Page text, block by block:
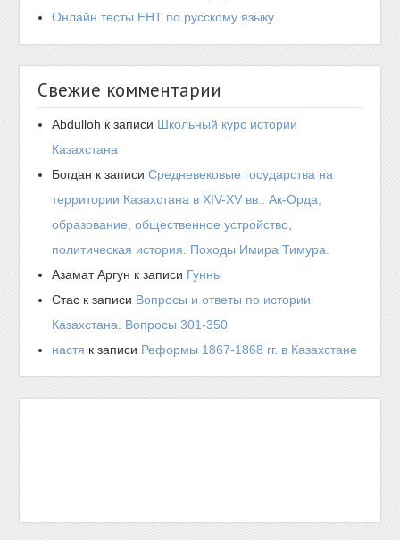
Онлайн тесты ЕНТ по русскому языку
Свежие комментарии
Abdulloh к записи Школьный курс истории
Казахстана
Богдан к записиСредневековые государства на
территории Казахстана в XIV-XV вв.. Ак-Орда,
образование, общественное устройство,
политическая история. Походы Имира Тимура.
Азамат Аргун к записи Гунны
Стас к записи Вопросы и ответы по истории
Казахстана. Вопросы 301-350
настя к записи Реформы 1867-1868 гг. в Казахстане